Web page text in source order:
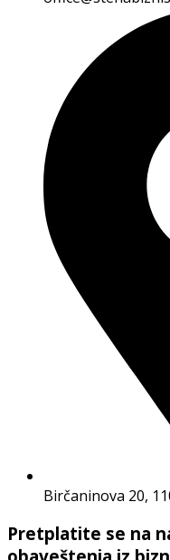
Birčaninova 20,
Pretplatite se na